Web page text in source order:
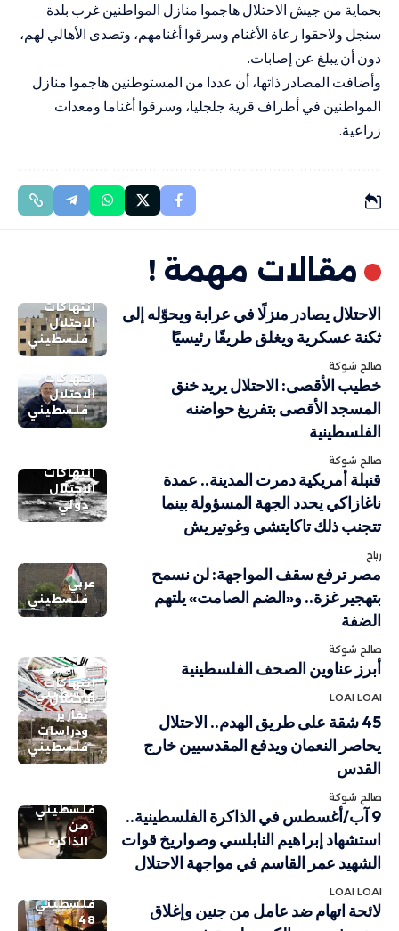
بحماية من جيش الاحتلال هاجموا منازل المواطنين غرب بلدة
سنجل ولاحقوا رعاة الأغنام وسرقوا أغنامهم، وتصدى الأهالي لهم،
دون أن يبلغ عن إصابات.
وأضافت المصادر ذاتها، أن عددا من المستوطنين هاجموا منازل
المواطنين في أطراف قرية جلجليا، وسرقوا أغناما ومعدات
زراعية.
مقالات مهمة !
انتهاكات
الاحتلال
فلسطيني
الاحتلال يصادر منزلًا في عرابة ويحوّله إلى
ثكنة عسكرية ويغلق طريقًا رئيسيًا
صالح شوكة
انتهاكات
الاحتلال
فلسطيني
خطيب الأقصى: الاحتلال يريد خنق
المسجد الأقصى بتفريغ حواضنه
الفلسطينية
صالح شوكة
انتهاكات
الاحتلال
دولي
قنبلة أمريكية دمرت المدينة.. عمدة
ناغازاكي يحدد الجهة المسؤولة بينما
تتجنب ذلك تاكايتشي وغوتيريش
رباح
عربي
فلسطيني
مصر ترفع سقف المواجهة: لن نسمح
بتهجير غزة.. و«الضم الصامت» يلتهم
الضفة
صالح شوكة
فلسطيني
أبرز عناوين الصحف الفلسطينية
LOAI LOAI
انتهاكات
الاحتلال
تقارير
ودراسات
فلسطيني
45 شقة على طريق الهدم.. الاحتلال
يحاصر النعمان ويدفع المقدسيين خارج
القدس
صالح شوكة
فلسطيني
من
الذاكرة
9 آب/أغسطس في الذاكرة الفلسطينية..
استشهاد إبراهيم النابلسي وصواريخ قوات
الشهيد عمر القاسم في مواجهة الاحتلال
LOAI LOAI
فلسطيني
48
لائحة اتهام ضد عامل من جنين وإغلاق